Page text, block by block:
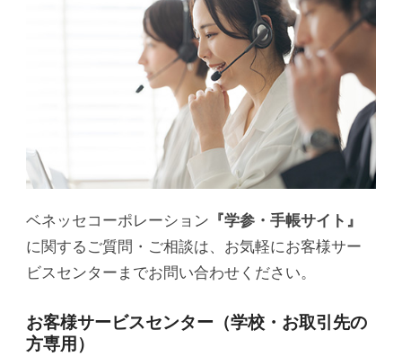
ベネッセコーポレーション 『学参・手帳サイト』
に関するご質問・ご相談は、お気軽にお客様サー
ビスセンターまでお問い合わせください。
お客様サービスセンター（学校・お取引先の
方専用）